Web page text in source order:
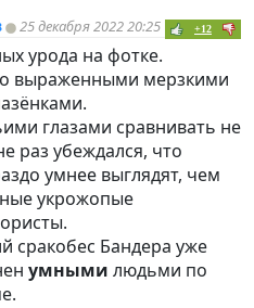
25 декабря 2022 20:25 +12
урода на фотке.
выраженными мерзкими
глазами сравнивать не
раз убеждался, что
умнее выглядят, чем
укрожопые
сракобес Бандера уже
умными людьми по